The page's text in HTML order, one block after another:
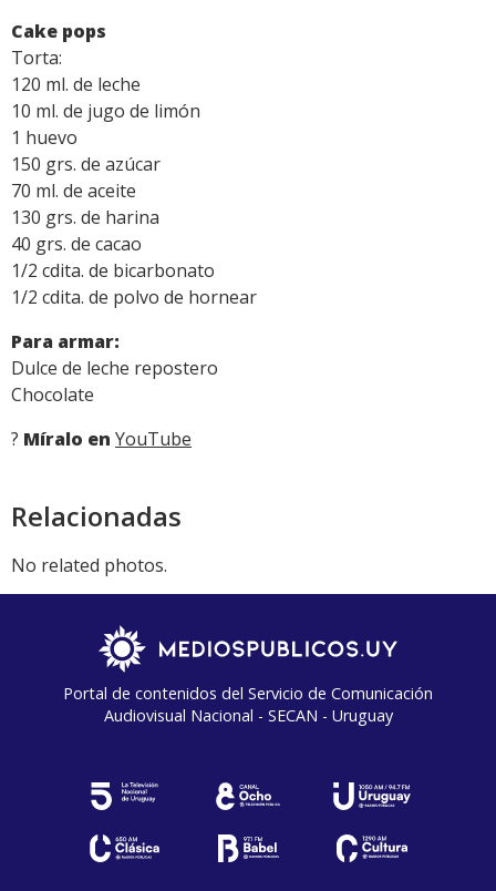
Cake pops
Torta:
120 ml. de leche
10 ml. de jugo de limón
1 huevo
150 grs. de azúcar
70 ml. de aceite
130 grs. de harina
40 grs. de cacao
1/2 cdita. de bicarbonato
1/2 cdita. de polvo de hornear
Para armar:
Dulce de leche repostero
Chocolate
? Míralo en YouTube
Relacionadas
No related photos.
Portal de contenidos del Servicio de Comunicación
Audiovisual Nacional - SECAN - Uruguay